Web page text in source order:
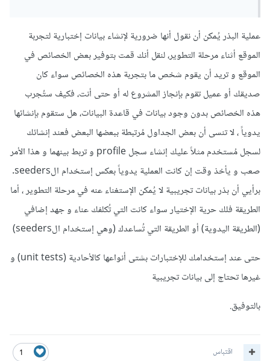
عملية البذر يُمكن أن نقول أنها ضرورية لإنشاء بيانات إختبارية لتجربة
الموقع أثناء مرحلة التطوير، لنقل أنك قمت بتوفير بعض الخصائص في
الموقع و تريد أن يقوم شخص ما بتجربة هذه الخصائص سواء كان
صديقك أو عميل تقوم بإنجاز المشروع له أو حتى أنت، فكيف ستُجرب
هذه الخصائص بدون وجود بيانات في قاعدة البيانات، هل ستقوم بإنشائها
يدوياً ، لا تنسى أن بعض الجداول مُرتبطة ببعضها البعض فعند إنشائك
لسجل مُستخدم مثلاً عليك إنشاء سجل profile و تربط بينهما و هذا الأمر
صعب و يأخذ وقت إن كانت العملية يدوياً بعكس إستخدام الseeders.
برأيي أن بذر بيانات تجريبية لا يُمكن الإستغناء عنه في مرحلة التطوير ، أما
الطريقة فلك حرية الإختيار سواء كانت التي تُكلفك عناء و جهد إضافي
(الطريقة اليدوية) أو الطريقة التي تُساعدك (وهي إستخدام الseeders)
حتى عند إستخدامك للإختبارات بشتى أنواعها كالأحادية (unit tests) و
غيرها تحتاج إلى بيانات تجريبية
بالتوفيق.
1 اقتباس